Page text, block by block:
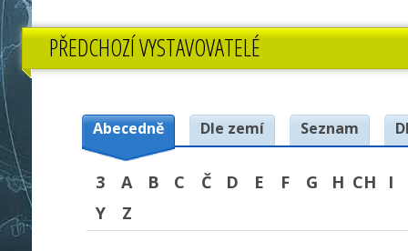
PŘEDCHOZÍ VYSTAVOVATELÉ
Abecedně Dle zemí Seznam
3 A B C Č D E F G H CH
I
Y
Z